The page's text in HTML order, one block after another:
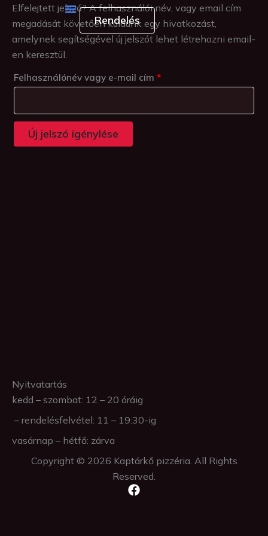
Skip
content
Rendelés
Elfelejtett jelszó? A felhasználói név, vagy email cím
megadását követően küldünk egy hivatkozást,
amelynek segítségével új jelszót lehet létrehozni email-
en keresztül.
Felhasználónév vagy e-mail cím *
Kötelező
Új jelszó igénylése
Nyitvatartás
kedd – szombat: 12 – 20 óráig
– rendelésfelvétel: 11 – 19:30-ig
vasárnap – hétfő: zárva
Copyright © 2026 Kaptárkő pizzéria. All Rights
Reserved.
F
a